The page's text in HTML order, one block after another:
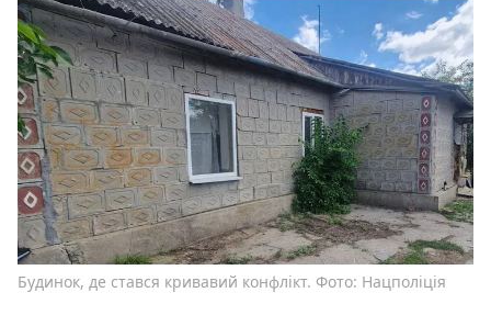
Будинок, де стався кривавий конфлікт. Фото: Нацполіція